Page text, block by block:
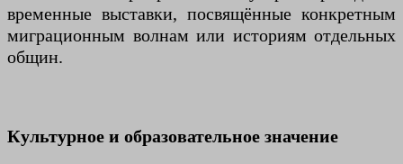
временные выставки, посвящённые конкретным
миграционным волнам или историям отдельных
общин.
Культурное и образовательное значение